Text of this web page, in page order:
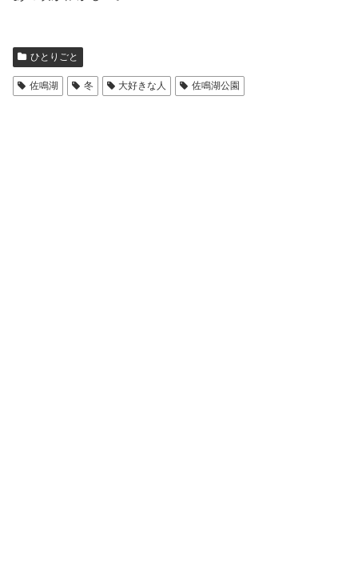
ひとりごと
佐鳴湖 冬 大好きな人 佐鳴湖公園